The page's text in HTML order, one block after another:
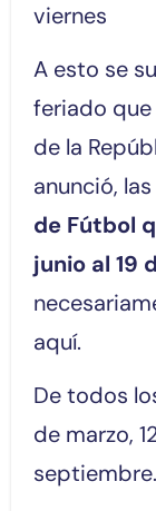
viernes
A esto se
feriado
de la
anunció,
de Fútbol
junio al 19
aquí.
De todos
de marzo,
septiembre.